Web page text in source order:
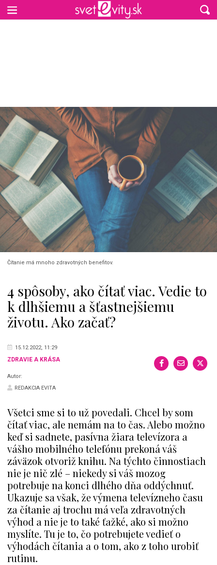
Čítanie má mnoho zdravotných benefitov.
4 spôsoby, ako čítať viac. Vedie to
k dlhšiemu a šťastnejšiemu
životu. Ako začať?
15.12.2022, 11:29
ZDRAVIE A KRÁSA
Autor:
REDAKCIA EVITA
Všetci sme si to už povedali. Chcel by som
čítať viac, ale nemám na to čas. Alebo možno
keď si sadnete, pasívna žiara televízora a
vášho mobilného telefónu prekoná váš
záväzok otvoriž knihu. Na týchto činnostiach
nie je nič zlé – niekedy si váš mozog
potrebuje na konci dlhého dňa oddýchnuť.
Ukazuje sa však, že výmena televízneho času
za čítanie aj trochu má veľa zdravotných
výhod a nie je to také ťažké, ako si možno
myslíte. Tu je to, čo potrebujete vedieť o
výhodách čítania a o tom, ako z toho urobiť
rutinu.